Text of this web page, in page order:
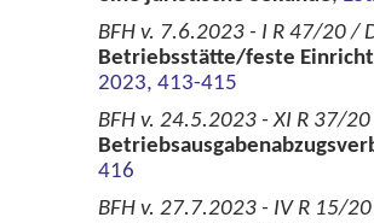
BFH v. 7.6.2023 - I R 47/20 /
Betriebsstätte/feste
2023, 413-415
BFH v. 24.5.2023 - XI R 37/
416
BFH v. 27.7.2023 - IV R 15/